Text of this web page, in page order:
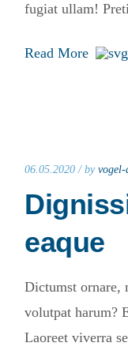
fugiat ullam!
Read More
06.05.2020 / by vogel-
eaque
Dictumst ornare,
volutpat harum?
Laoreet viverra